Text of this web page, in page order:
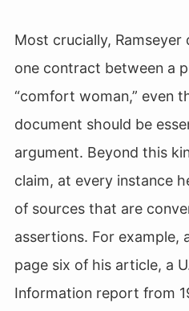
Most crucially,
one contract between a
“comfort woman,” even
document should be
argument. Beyond this
claim, at every instance
of sources that are
assertions. For example,
page six of his article, a
Information report from